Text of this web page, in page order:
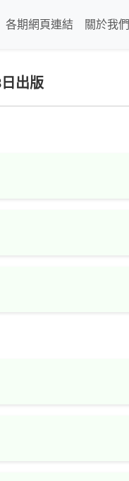
各期網頁連結 關於我們
出版